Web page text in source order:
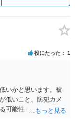
役にたった 1
いかと思います。被
低いこと、防犯カメ
可能性も低いこと、